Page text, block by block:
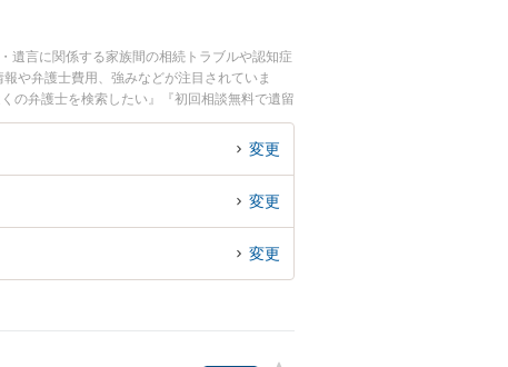
遺言に関係する家族間の相続トラブルや認知症
や弁護士費用、強みなどが注目されていま
の弁護士を検索したい』『初回相談無料で遺留
変更
変更
変更